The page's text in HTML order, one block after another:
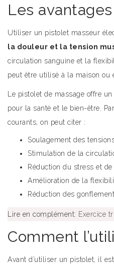
Les avantages
Utiliser un pistolet masseur
la douleur et la tension
circulation sanguine et la
peut être utilisé à la maison ou
Le pistolet de massage offre
pour la santé et le bien-être.
courants, on peut citer :
Soulagement des
Stimulation de la
Réduction du stress et de
Amélioration de la
Réduction des
Lire en complément: Exercice
Comment
Avant d’utiliser un pistolet, il